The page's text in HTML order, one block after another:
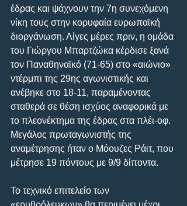
έδρας και ψάχνουν την 7η συνεχόμενη
νίκη τους στην κορυφαία ευρωπαϊκή
διοργάνωση. Λίγες μέρες πριν, η ομάδα
του Γιώργου Μπαρτζώκα κέρδισε ξανά
τον Παναθηναϊκό (71-65) στο «αιώνιο»
ντέρμπι της 29ης αγωνιστικής και
ανέβηκε στο 18-11, παραμένοντας
σταθερά σε θέση ισχύος αναφορικά με
το πλεονέκτημα της έδρας στα πλέι-οφ.
Μεγάλος πρωταγωνιστής της
αναμέτρησης ήταν ο Μόουζες Ράιτ, που
μέτρησε 19 πόντους με 9/9 δίποντα.
Το τεχνικό επιτελείο των